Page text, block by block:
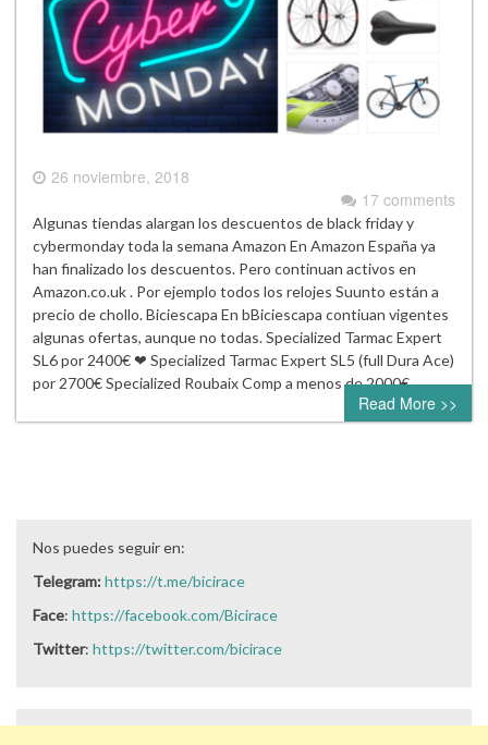
26 noviembre, 2018
17 comments
Algunas tiendas alargan los descuentos de black friday y
cybermonday toda la semana Amazon En Amazon España ya
han finalizado los descuentos. Pero continuan activos en
Amazon.co.uk . Por ejemplo todos los relojes Suunto están a
precio de chollo. Biciescapa En bBiciescapa contiuan vigentes
algunas ofertas, aunque no todas. Specialized Tarmac Expert
SL6 por 2400€ ❤ Specialized Tarmac Expert SL5 (full Dura Ace)
por 2700€ Specialized Roubaix Comp a menos de 2000€…
Read More >>
Nos puedes seguir en:
Telegram:https://t.me/bicirace
Face: https://facebook.com/Bicirace
Twitter: https://twitter.com/bicirace